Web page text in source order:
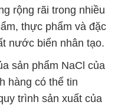
rộng rãi trong nhiều
thực phẩm và đặc
nước biển nhân tạo.
sản phẩm NaCl của
hàng có thể tin
trình sản xuất của